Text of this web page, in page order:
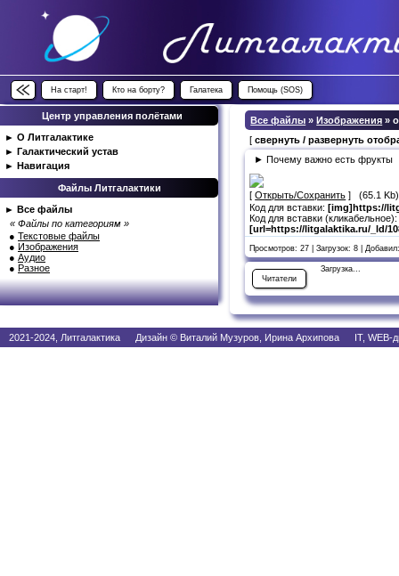
На старт! Кто на борту? Галатека Помощь (SOS)
Центр управления полётами
► О Литгалактике
► Галактический устав
► Навигация
Файлы Литгалактики
► Все файлы
« Файлы по категориям »
● Текстовые файлы
● Изображения
● Аудио
● Разное
Все файлы » Изображения »
[свернуть / развернуть
► Почему важно есть фрукты
[Открыть/Сохранить ] (65.1 Kb)
Код для вставки: [img]https://
Код для вставки (кликабельное):
[url=https://litgalaktika.ru/_ld/
Просмотров: 27 | Загрузок: 8 |
Читатели
Загрузка...
2021-2024, Литгалактика Дизайн © Виталий Музуров, Ирина Архипова IT, WEB-